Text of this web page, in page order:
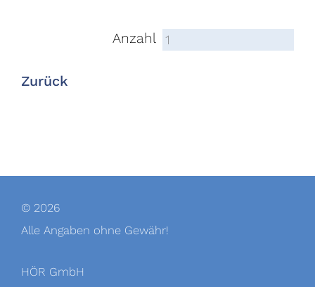
Anzahl
Zurück
© 2026
Alle Angaben ohne Gewähr!
HÖR GmbH